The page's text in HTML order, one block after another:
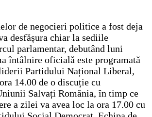
de negocieri politice a fost deja
desfășura chiar la sediile
parlamentar, debutând luni
întâlnire oficială este programată
Partidului Național Liberal,
14.00 de o discuție cu
Salvați România, în timp ce
a zilei va avea loc la ora 17.00 cu